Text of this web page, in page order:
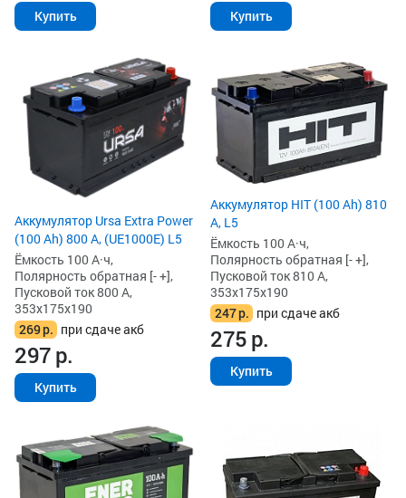
Купить Купить
Аккумулятор Ursa Extra Power
(100 Ah) 800 А, (UE1000E) L5
Ёмкость 100 А·ч,
Полярность обратная [- +],
Пусковой ток 800 А,
353x175x190
269р. при сдаче акб
297р.
Купить
Аккумулятор HIT (100 Ah) 810
А, L5
Ёмкость 100 А·ч,
Полярность обратная [- +],
Пусковой ток 810 А,
353x175x190
247р. при сдаче акб
275р.
Купить